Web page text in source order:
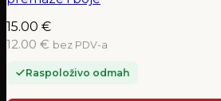
15.00 €
12.00 € bez PDV-a
Raspoloživo odmah